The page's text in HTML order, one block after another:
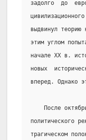
задолго  до
выдвинул
этим углом
начале XX в.
новых
вперед. Однако
После
политического
трагическом